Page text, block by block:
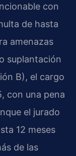
con
de hasta
amenazas
suplantación
B), el cargo
con una pena
el jurado
12 meses
de las